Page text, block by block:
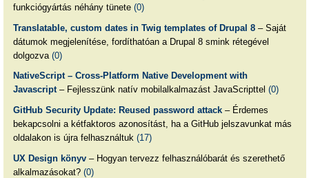
funkciógyártás néhány tünete (0)
Translatable, custom dates in Twig templates of Drupal 8– Saját
dátumok megjelenítése, fordíthatóan a Drupal 8 smink rétegével
dolgozva (0)
NativeScript – Cross-Platform Native Development with
Javascript– Fejlesszünk natív mobilalkalmazást JavaScripttel (0)
GitHub Security Update: Reused password attack– Érdemes
bekapcsolni a kétfaktoros azonosítást, ha a GitHub jelszavunkat más
oldalakon is újra felhasználtuk (17)
UX Design könyv– Hogyan tervezz felhasználóbarát és szerethető
alkalmazásokat? (0)